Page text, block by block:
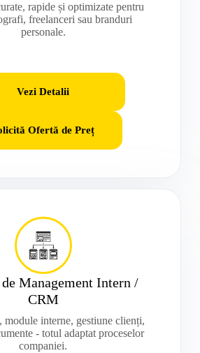
rapide și optimizate pentru
freelanceri sau branduri
personale.
Vezi Detalii
Ofertă de Preț
Management Intern /
CRM
interne, gestiune clienți,
- totul adaptat proceselor
companiei.